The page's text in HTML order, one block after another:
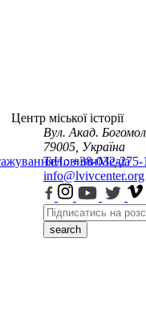
НовиниМедіа
Центр міської історії
Вул. Акад.
79005, Україна
Тел.: +38-032-275-
info@lvivcenter.org
search